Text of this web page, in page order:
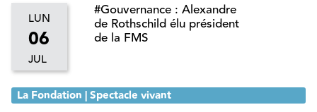
LUN
06
JUL
#Gouvernance : Alexandre
de Rothschild élu président
de la FMS
La Fondation | Spectacle vivant